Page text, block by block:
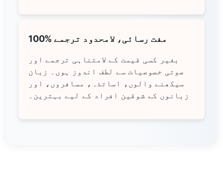
100% مفت رسائی، لامحدود ترجمے
بغیر کسی قیمت کے لامتناہی ترجمے اور
صوتی خصوصیات سے لطف اندوز ہوں۔ زبان
سیکھنے والوں، اساتذہ، مسافروں، اور
زبانوں کے شوقین افراد کے لیے بہترین۔